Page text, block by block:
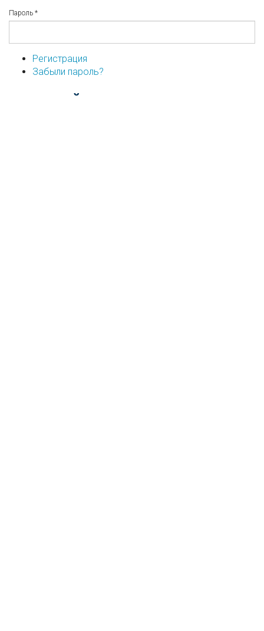
Пароль *
Регистрация
Забыли пароль?
...или войдите используя